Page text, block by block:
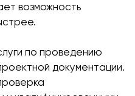
возможность
по проведению
документации.